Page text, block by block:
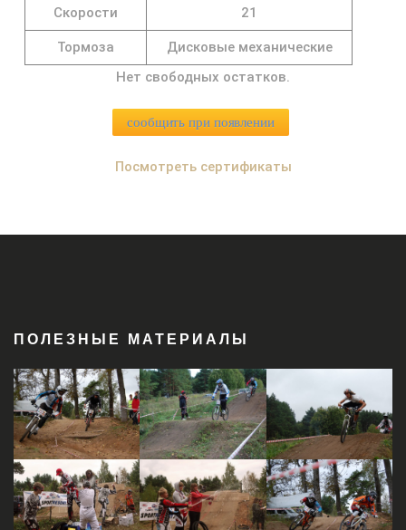
Скорости 21
Тормоза
Дисковые механические
Нет свободных остатков.
сообщить при появлении
Посмотреть сертификаты
ПОЛЕЗНЫЕ МАТЕРИАЛЫ